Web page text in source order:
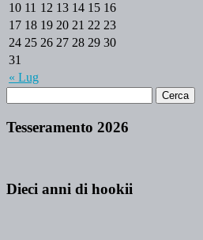
« Lug
10 11 12 13 14 15 16
17 18 19 20 21 22 23
24 25 26 27 28 29 30
31
Tesseramento 2026
Dieci anni di hookii